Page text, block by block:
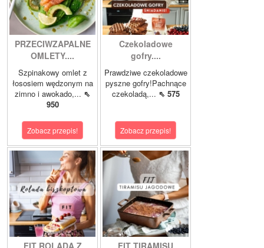
PRZECIWZAPALNE
OMLETY....
Szpinakowy omlet z
łososiem wędzonym na
zimno i awokado,... ⇖
950
Zobacz przepis!
Czekoladowe
gofry....
Prawdziwe czekoladowe
pyszne gofry!Pachnące
czekoladą,... ⇖ 575
Zobacz przepis!